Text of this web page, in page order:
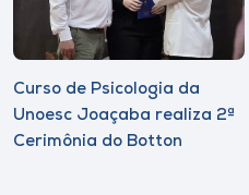
Curso de Psicologia da
Unoesc Joaçaba realiza 2ª
Cerimônia do Botton